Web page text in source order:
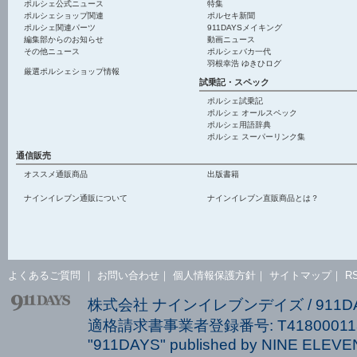
ポルシェ公式ニュース
ポルシェショップ関連
ポルシェ関連パーツ
編集部からのお知らせ
その他ニュース
厳選ポルシェショップ情報
特集
ポルセキ新聞
911DAYSメイキング
動画ニュース
ポルシェバカ一代
羽根幸浩 ゆきひログ
試乗記・スペック
ポルシェ試乗記
ポルシェ オールスペック
ポルシェ用語辞典
ポルシェ スーパーリンク集
通信販売
オススメ通販商品 出版書籍
ナインイレブン通販について ナインイレブン直販商品とは？
よくあるご質問 お問い合わせ 個人情報保護方針 サイトマップ｜
株式会社 ナインイレブンデイズ /
適格請求書事業者登録番号:
"911DAYS" published by NINE